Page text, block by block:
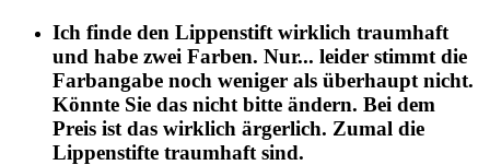
Ich finde den Lippenstift wirklich traumhaft
und habe zwei Farben. Nur... leider stimmt die
Farbangabe noch weniger als überhaupt nicht.
Könnte Sie das nicht bitte ändern. Bei dem
Preis ist das wirklich ärgerlich. Zumal die
Lippenstifte traumhaft sind.